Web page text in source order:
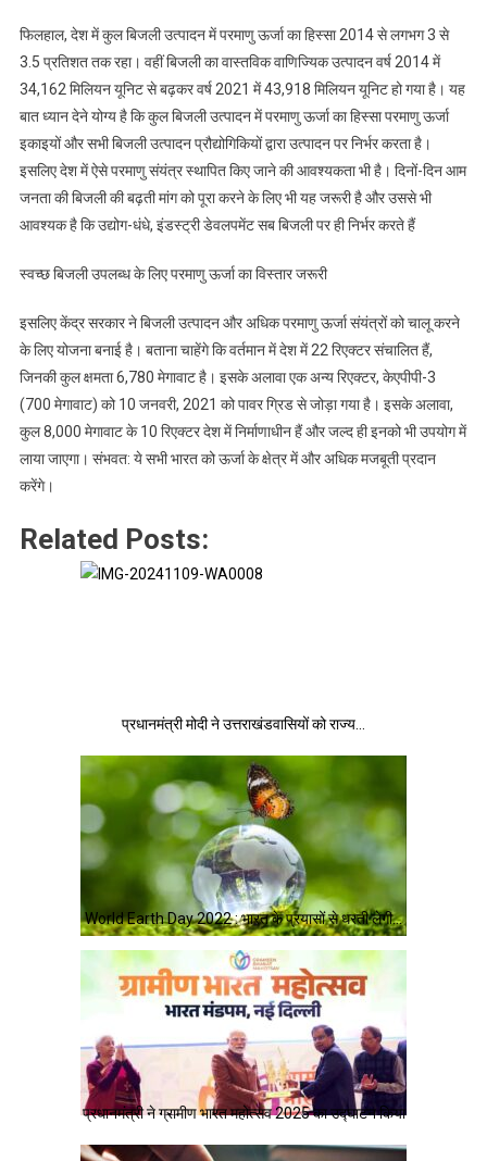
फिलहाल, देश में कुल बिजली उत्पादन में परमाणु ऊर्जा का हिस्सा 2014 से लगभग 3 से
3.5 प्रतिशत तक रहा। वहीं बिजली का वास्तविक वाणिज्यिक उत्पादन वर्ष 2014 में
34,162 मिलियन यूनिट से बढ़कर वर्ष 2021 में 43,918 मिलियन यूनिट हो गया है। यह
बात ध्यान देने योग्य है कि कुल बिजली उत्पादन में परमाणु ऊर्जा का हिस्सा परमाणु ऊर्जा
इकाइयों और सभी बिजली उत्पादन प्रौद्योगिकियों द्वारा उत्पादन पर निर्भर करता है।
इसलिए देश में ऐसे परमाणु संयंत्र स्थापित किए जाने की आवश्यकता भी है। दिनों-दिन आम
जनता की बिजली की बढ़ती मांग को पूरा करने के लिए भी यह जरूरी है और उससे भी
आवश्यक है कि उद्योग-धंधे, इंडस्ट्री डेवलपमेंट सब बिजली पर ही निर्भर करते हैं
स्वच्छ बिजली उपलब्ध के लिए परमाणु ऊर्जा का विस्तार जरूरी
इसलिए केंद्र सरकार ने बिजली उत्पादन और अधिक परमाणु ऊर्जा संयंत्रों को चालू करने
के लिए योजना बनाई है। बताना चाहेंगे कि वर्तमान में देश में 22 रिएक्टर संचालित हैं,
जिनकी कुल क्षमता 6,780 मेगावाट है। इसके अलावा एक अन्य रिएक्टर, केएपीपी-3
(700 मेगावाट) को 10 जनवरी, 2021 को पावर ग्रिड से जोड़ा गया है। इसके अलावा,
कुल 8,000 मेगावाट के 10 रिएक्टर देश में निर्माणाधीन हैं और जल्द ही इनको भी उपयोग में
लाया जाएगा। संभवत: ये सभी भारत को ऊर्जा के क्षेत्र में और अधिक मजबूती प्रदान
करेंगे।
Related Posts:
प्रधानमंत्री मोदी ने उत्तराखंडवासियों को राज्य…
World Earth Day 2022 : भारत के प्रयासों से धरती लेगी…
प्रधानमंत्री ने ग्रामीण भारत महोत्सव 2025 का उद्घाटन किया